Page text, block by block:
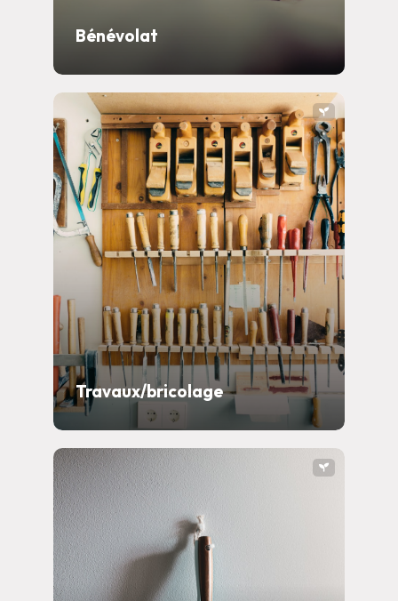
Bénévolat
Travaux/bricolage